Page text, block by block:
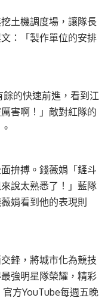
土機調度場，讓隊長
：「製作單位的安排
的快速前進，看到江
害啊！」敵對紅隊的
拚搏。錢薇娟「鏟斗
說太熟悉了！」藍隊
娟看到他的表現則
鋒，將城市化為競技
強明星隊榮耀，精彩
方YouTube每週五晚